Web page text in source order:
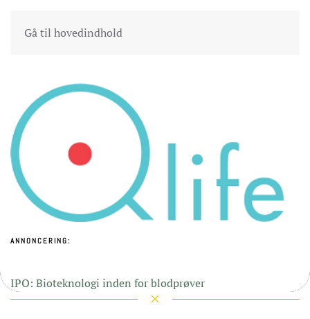
Gå til hovedindhold
ANNONCERING:
IPO: Bioteknologi inden for blodprøver